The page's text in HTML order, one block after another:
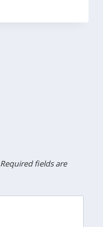
Required fields are